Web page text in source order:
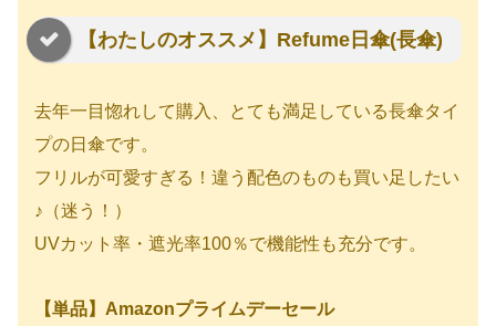
【わたしのオススメ】Refume日傘(長傘)
去年一目惚れして購入、とても満足している長傘タイ
プの日傘です。
フリルが可愛すぎる！違う配色のものも買い足したい
♪（迷う！）
UVカット率・遮光率100％で機能性も充分です。
【単品】Amazonプライムデーセール